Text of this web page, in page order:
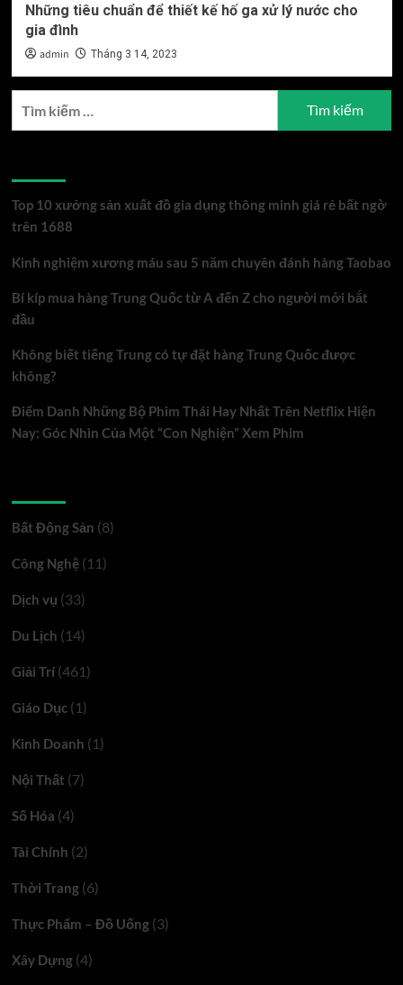
Những tiêu chuẩn để thiết kế hố ga xử lý nước cho
gia đình
admin Tháng 3 14, 2023
Top 10 xưởng sản xuất đồ gia dụng thông minh giá rẻ bất ngờ
trên 1688
Kinh nghiệm xương máu sau 5 năm chuyên đánh hàng Taobao
Bí kíp mua hàng Trung Quốc từ A đến Z cho người mới bắt
đầu
Không biết tiếng Trung có tự đặt hàng Trung Quốc được
không?
Điểm Danh Những Bộ Phim Thái Hay Nhất Trên Netflix Hiện
Nay: Góc Nhìn Của Một “Con Nghiện” Xem Phim
Bất Động Sản (8)
Công Nghệ(11)
Dịch vụ (33)
Du Lịch (14)
Giải Trí(461)
Giáo Dục(1)
Kinh Doanh (1)
Nội Thất (7)
Số Hóa (4)
Tài Chính (2)
Thời Trang(6)
Thực Phẩm – Đồ Uống(3)
Xây Dựng(4)